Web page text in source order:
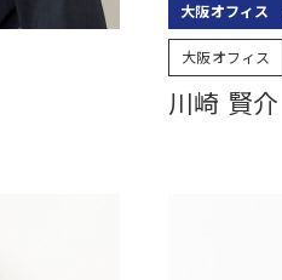
大阪オフィス
大阪オフィス
川崎 賢介